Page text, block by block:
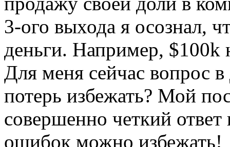
3-ого выхода я осознал,
деньги. Например, $100k
Для меня сейчас вопрос
потерь избежать? Мой
совершенно четкий
ошибок можно избежать!